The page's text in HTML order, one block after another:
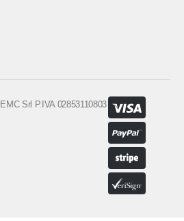
EMC Srl P.IVA 02853110803